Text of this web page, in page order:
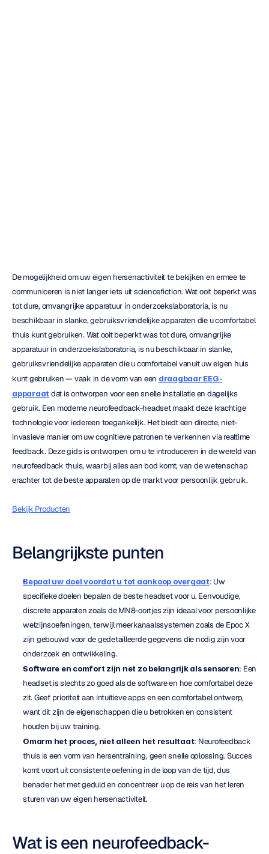
De mogelijkheid om uw eigen hersenactiviteit te bekijken en ermee te
communiceren is niet langer iets uit sciencefiction. Wat ooit beperkt was
tot dure, omvangrijke apparatuur in onderzoekslaboratoria, is nu
beschikbaar in slanke, gebruiksvriendelijke apparaten die u comfortabel
thuis kunt gebruiken. Wat ooit beperkt was tot dure, omvangrijke
apparatuur in onderzoekslaboratoria, is nu beschikbaar in slanke,
gebruiksvriendelijke apparaten die u comfortabel vanuit uw eigen huis
kunt gebruiken — vaak in de vorm van een draagbaar EEG-
apparaat dat is ontworpen voor een snelle installatie en dagelijks
gebruik. Een moderne neurofeedback-headset maakt deze krachtige
technologie voor iedereen toegankelijk. Het biedt een directe, niet-
invasieve manier om uw cognitieve patronen te verkennen via realtime
feedback. Deze gids is ontworpen om u te introduceren in de wereld van
neurofeedback thuis, waarbij alles aan bod komt, van de wetenschap
erachter tot de beste apparaten op de markt voor persoonlijk gebruik.
Bekijk Producten
Belangrijkste punten
Bepaal uw doel voordat u tot aankoop overgaat: Uw
specifieke doelen bepalen de beste headset voor u. Eenvoudige,
discrete apparaten zoals de MN8-oortjes zijn ideaal voor persoonlijke
welzijnsoefeningen, terwijl meerkanaalssystemen zoals de Epoc X
zijn gebouwd voor de gedetailleerde gegevens die nodig zijn voor
onderzoek en ontwikkeling.
Software en comfort zijn net zo belangrijk als sensoren: Een
headset is slechts zo goed als de software en hoe comfortabel deze
zit. Geef prioriteit aan intuïtieve apps en een comfortabel ontwerp,
want dit zijn de eigenschappen die u betrokken en consistent
houden bij uw training.
Omarm het proces, niet alleen het resultaat: Neurofeedback
thuis is een vorm van hersentraining, geen snelle oplossing. Succes
komt voort uit consistente oefening in de loop van de tijd, dus
benader het met geduld en concentreer u op de reis van het leren
sturen van uw eigen hersenactiviteit.
Wat is een neurofeedback-